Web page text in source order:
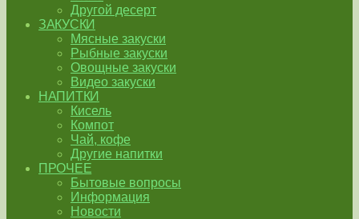
Другой десерт
ЗАКУСКИ
Мясные закуски
Рыбные закуски
Овощные закуски
Видео закуски
НАПИТКИ
Кисель
Компот
Чай, кофе
Другие напитки
ПРОЧЕЕ
Бытовые вопросы
Информация
Новости